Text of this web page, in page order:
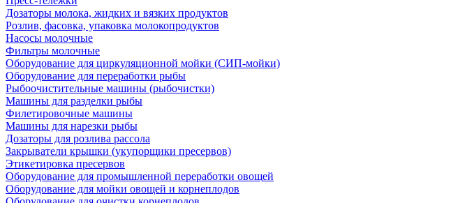
Дозаторы молока, жидких и вязких продуктов
Розлив, фасовка, упаковка молокопродуктов
Насосы молочные
Фильтры молочные
Оборудование для циркуляционной мойки (СИП-мойки)
Оборудование для переработки рыбы
Рыбоочистительные машины (рыбочистки)
Машины для разделки рыбы
Филетировочные машины
Машины для нарезки рыбы
Дозаторы для розлива рассола
Закрыватели крышки (укупорщики пресервов)
Этикетировка пресервов
Оборудование для промышленной переработки овощей
Оборудование для мойки овощей и корнеплодов